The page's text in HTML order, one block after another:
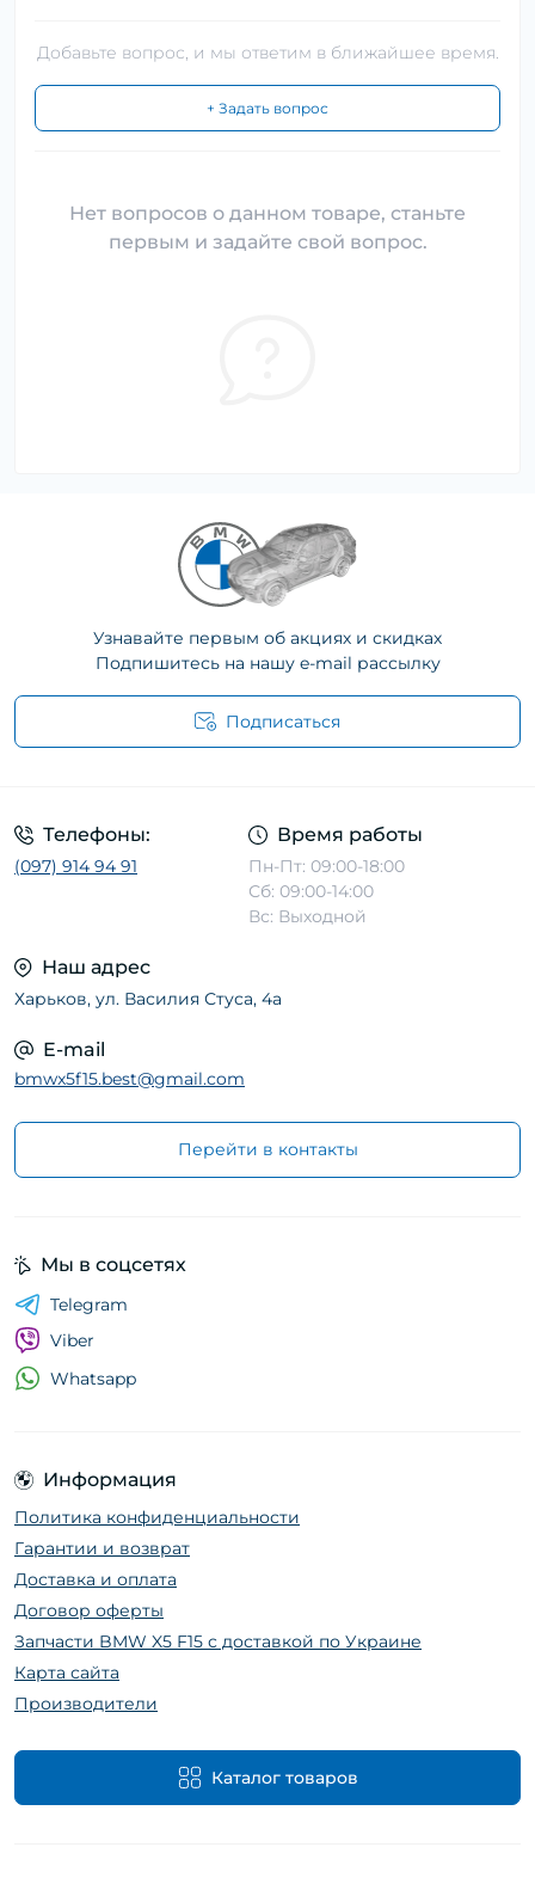
Добавьте вопрос, и мы ответим в ближайшее время.
+ Задать вопрос
Нет вопросов о данном товаре, станьте
первым и задайте свой вопрос.
Узнавайте первым об акциях и скидках
Подпишитесь на нашу e-mail рассылку
Подписаться
Телефоны:
(097) 914 94 91
Время работы
Пн-Пт: 09:00-18:00
Сб: 09:00-14:00
Вс: Выходной
Наш адрес
Харьков, ул. Василия Стуса, 4а
E-mail
bmwx5f15.best@gmail.com
Перейти в контакты
Информация
Политика конфиденциальности
Гарантии и возврат
Доставка и оплата
Договор оферты
Запчасти BMW X5 F15 с доставкой по Украине
Карта сайта
Производители
Каталог товаров
Мы в соцсетях
Telegram
Viber
Whatsapp